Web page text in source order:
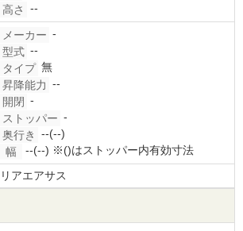
高さ
--
メーカー -
型式 --
タイプ 無
昇降能力 --
開閉 -
ストッパー -
奥行き
--(--)
幅
--(--) ※()はストッパー内有効寸法
リアエアサス